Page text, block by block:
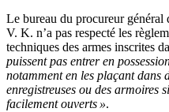
Le bureau du procureur général
V. K. n’a pas respecté les
techniques des armes inscrites
puissent pas entrer en
notamment en les plaçant dans
enregistreuses ou des armoires
facilement ouverts ».